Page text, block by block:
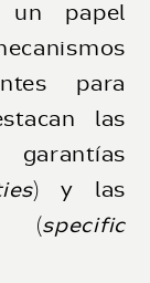
un papel
para
las
) y las
(specific